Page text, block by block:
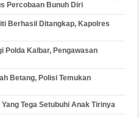
Percobaan Bunuh Diri
Berhasil Ditangkap, Kapolres
Polda Kalbar, Pengawasan
Betang, Polisi Temukan
Tega Setubuhi Anak Tirinya